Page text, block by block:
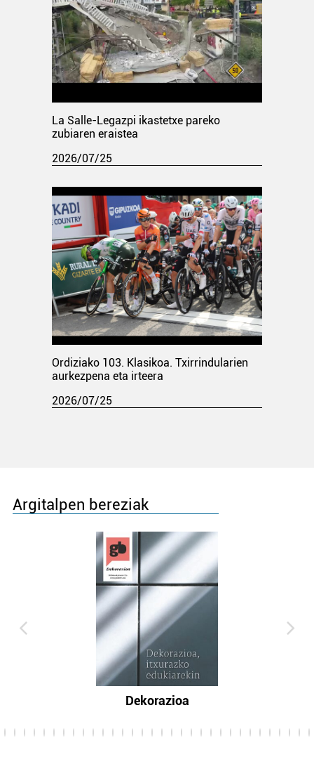
La Salle-Legazpi ikastetxe pareko
zubiaren eraistea
2026/07/25
Ordiziako 103. Klasikoa. Txirrindularien
aurkezpena eta irteera
2026/07/25
Argitalpen bereziak
Dekorazioa